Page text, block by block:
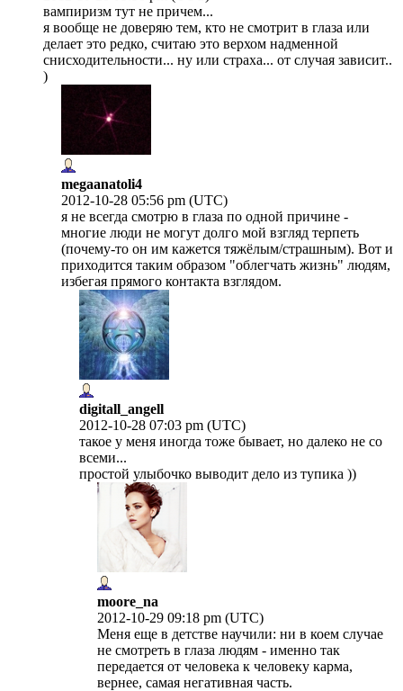
вампиризм тут не причем...
я вообще не доверяю тем, кто не смотрит в глаза или
делает это редко, считаю это верхом надменной
снисходительности... ну или страха... от случая зависит..
)
megaanatoli4
2012-10-28 05:56 pm (UTC)
я не всегда смотрю в глаза по одной причине -
многие люди не могут долго мой взгляд терпеть
(почему-то он им кажется тяжёлым/страшным). Вот и
приходится таким образом "облегчать жизнь" людям,
избегая прямого контакта взглядом.
digitall_angell
2012-10-28 07:03 pm (UTC)
такое у меня иногда тоже бывает, но далеко не со
всеми...
простой улыбочко выводит дело из тупика ))
moore_na
2012-10-29 09:18 pm (UTC)
Меня еще в детстве научили: ни в коем случае
не смотреть в глаза людям - именно так
передается от человека к человеку карма,
вернее, самая негативная часть.